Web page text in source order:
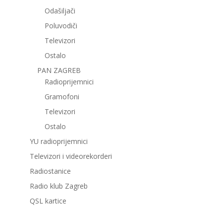
Odašiljači
Poluvodiči
Televizori
Ostalo
PAN ZAGREB
Radioprijemnici
Gramofoni
Televizori
Ostalo
YU radioprijemnici
Televizori i videorekorderi
Radiostanice
Radio klub Zagreb
QSL kartice